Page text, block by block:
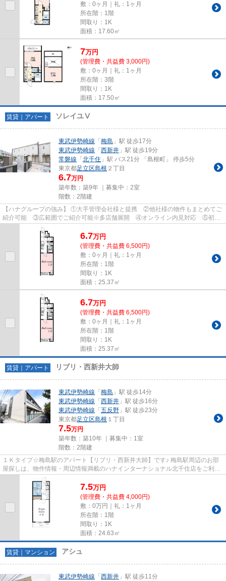
敷：0ヶ月｜礼：1ヶ月
所在階：1階
間取り：1K
面積：17.60㎡
7万円
(管理費・共益費 3,000円)
敷：0ヶ月｜礼：1ヶ月
所在階：3階
間取り：1K
面積：17.50㎡
賃貸｜アパート ソレイユⅤ
東武伊勢崎線 「 梅島 」駅 徒歩17分
東武伊勢崎線 「 西新井 」駅 徒歩19分
常磐線 「 北千住 」駅 バス21分 「島根町」 停歩5分
東京都足立区島根 ２丁目
6.7万円
築年数：築9年 ｜募集中： 2室
階数：2階建
【ハナグループの強み】 ①大手管理会社様と提携 ②他社様の物件もまとめてご
紹介可能 ③広範囲でご紹介可能※多店舗展開 ④オンライン内見対応 ⑤初期
費用クレジット決済対応 【お部屋...
6.7万円
(管理費・共益費 6,500円)
敷：0ヶ月｜礼：1ヶ月
所在階：1階
間取り：1K
面積：25.37㎡
6.7万円
(管理費・共益費 6,500円)
敷：0ヶ月｜礼：1ヶ月
所在階：1階
間取り：1K
面積：25.37㎡
賃貸｜アパート リブリ・西新井大師
東武伊勢崎線 「 梅島 」駅 徒歩14分
東武伊勢崎線 「 西新井 」駅 徒歩16分
東武伊勢崎線 「 五反野 」駅 徒歩23分
東京都足立区島根 １丁目
7.5万円
築年数：築10年 ｜募集中： 1室
階数：2階建
１Ｋタイプ☆梅島駅のアパート【リブリ・西新井大師】です♪ 梅島駅周辺のお部
屋探しは、物件情報・周辺情報満載のハナインターナショナル北千住店をご利用
下さい！ 交通：東武伊勢崎線...
7.5万円
(管理費・共益費 4,000円)
敷：0万円｜礼：1ヶ月
所在階：1階
間取り：1K
面積：24.63㎡
賃貸｜マンション アシュ
東武伊勢崎線 「 西新井 」駅 徒歩11分